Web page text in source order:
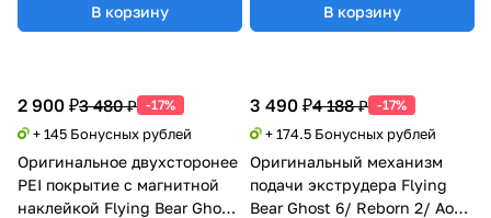
В корзину В корзину
2 900 ₽3 480 ₽ -17%
+ 145 Бонусных рублей
Оригинальное двухсторонее
PEI покрытие с магнитной
наклейкой Flying Bear Ghost
3 490 ₽4 188 ₽ -17%
+ 174.5 Бонусных рублей
Оригинальный механизм
подачи экструдера Flying
Bear Ghost 6/ Reborn 2/ Aone